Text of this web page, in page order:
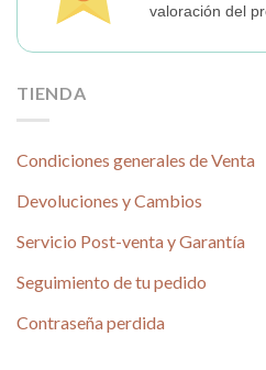
valoración del
TIENDA
Condiciones generales de Venta
Devoluciones y Cambios
Servicio Post-venta y Garantía
Seguimiento de tu pedido
Contraseña perdida